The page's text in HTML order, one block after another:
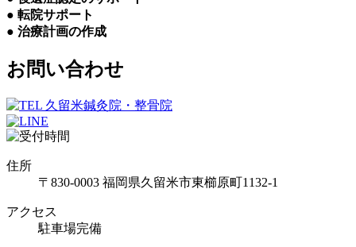
● 転院サポート
● 治療計画の作成
お問い合わせ
住所
〒830-0003 福岡県久留米市東櫛原町1132-1
アクセス
駐車場完備